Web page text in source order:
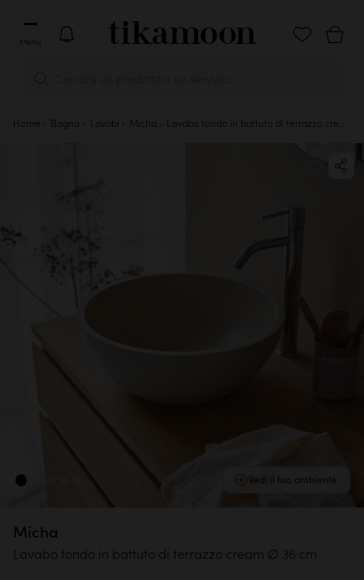
Menu
Vedi il tuo ambiente
Home Bagno Lavabi Micha - Lavabo tondo in battuto di terrazzo cream ∅ 36 cm
Micha
Lavabo tondo in battuto di terrazzo cream ∅ 36 cm